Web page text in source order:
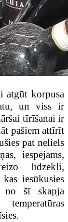
atgūt korpusa
un viss ir
tīrīšanai ir
pašiem attīrīt
pat neliels
iespējams,
līdzekli,
iesūkusies
no šī skapja